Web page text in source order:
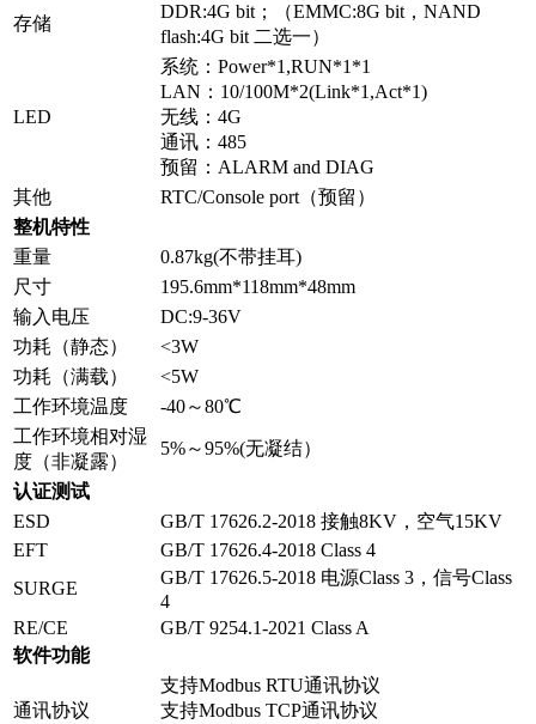
存储
DDR:4G bit；（EMMC:8G bit，NAND
flash:4G bit 二选一）
LED
系统：Power*1,RUN*1*1
LAN：10/100M*2(Link*1,Act*1)
无线：4G
通讯：485
预留：ALARM and DIAG
其他
RTC/Console port（预留）
整机特性
重量
0.87kg(不带挂耳)
尺寸
195.6mm*118mm*48mm
输入电压
DC:9-36V
功耗（静态）
<3W
功耗（满载）
<5W
工作环境温度
-40～80℃
工作环境相对湿
度（非凝露）
5%～95%(无凝结）
认证测试
ESD
GB/T 17626.2-2018 接触8KV，空气15KV
EFT
GB/T 17626.4-2018 Class 4
SURGE
GB/T 17626.5-2018 电源Class 3，信号Class
4
RE/CE
GB/T 9254.1-2021 Class A
软件功能
通讯协议
支持Modbus RTU通讯协议
支持Modbus TCP通讯协议